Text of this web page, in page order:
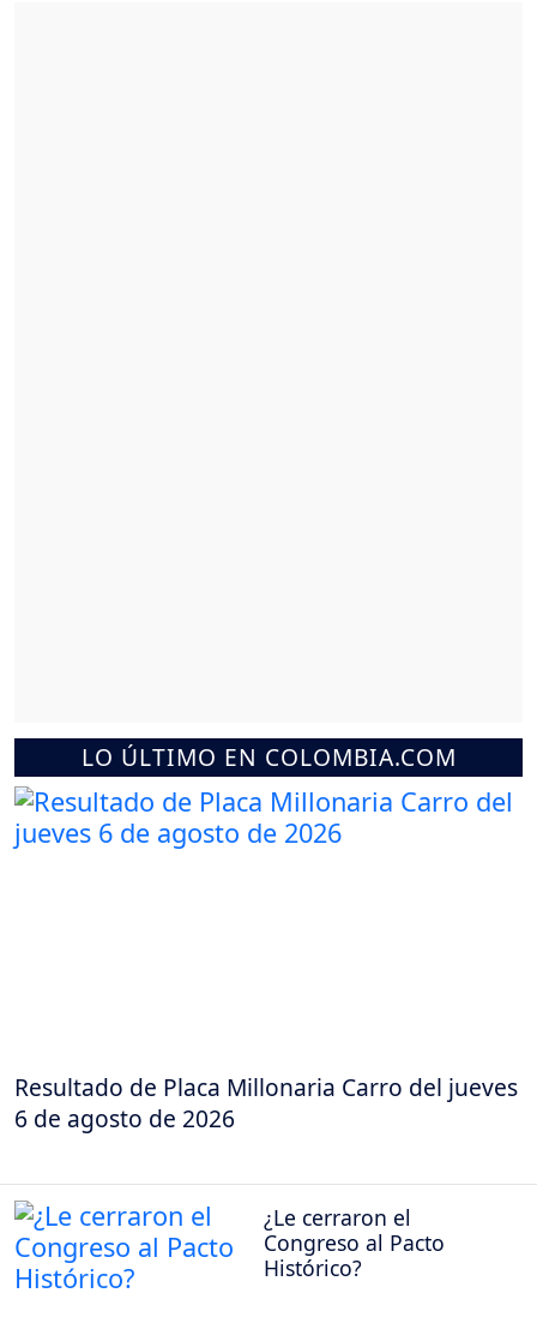
LO ÚLTIMO EN COLOMBIA.COM
Resultado de Placa Millonaria Carro del jueves
6 de agosto de 2026
¿Le cerraron el
Congreso al Pacto
Histórico?